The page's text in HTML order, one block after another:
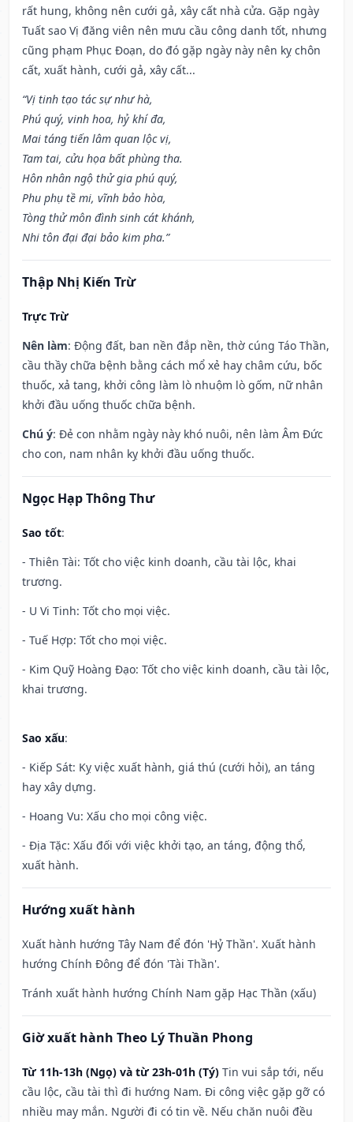
rất hung, không nên cưới gả, xây cất nhà cửa. Gặp ngày
Tuất sao Vị đăng viên nên mưu cầu công danh tốt, nhưng
cũng phạm Phục Đoạn, do đó gặp ngày này nên kỵ chôn
cất, xuất hành, cưới gả, xây cất...
“Vị tinh tạo tác sự như hà,
Phú quý, vinh hoa, hỷ khí đa,
Mai táng tiến lâm quan lộc vị,
Tam tai, cửu họa bất phùng tha.
Hôn nhân ngộ thử gia phú quý,
Phu phụ tề mi, vĩnh bảo hòa,
Tòng thử môn đình sinh cát khánh,
Nhi tôn đại đại bảo kim pha.”
Thập Nhị Kiến Trừ
Trực Trừ
Nên làm: Động đất, ban nền đắp nền, thờ cúng Táo Thần,
cầu thầy chữa bệnh bằng cách mổ xẻ hay châm cứu, bốc
thuốc, xả tang, khởi công làm lò nhuộm lò gốm, nữ nhân
khởi đầu uống thuốc chữa bệnh.
Chú ý: Đẻ con nhằm ngày này khó nuôi, nên làm Âm Đức
cho con, nam nhân kỵ khởi đầu uống thuốc.
Ngọc Hạp Thông Thư
Sao tốt:
- Thiên Tài: Tốt cho việc kinh doanh, cầu tài lộc, khai
trương.
- U Vi Tinh: Tốt cho mọi việc.
- Tuế Hợp: Tốt cho mọi việc.
- Kim Quỹ Hoàng Đạo: Tốt cho việc kinh doanh, cầu tài lộc,
khai trương.
Sao xấu:
- Kiếp Sát: Kỵ việc xuất hành, giá thú (cưới hỏi), an táng
hay xây dựng.
- Hoang Vu: Xấu cho mọi công việc.
- Địa Tặc: Xấu đối với việc khởi tạo, an táng, động thổ,
xuất hành.
Hướng xuất hành
Xuất hành hướng Tây Nam để đón 'Hỷ Thần'. Xuất hành
hướng Chính Đông để đón 'Tài Thần'.
Tránh xuất hành hướng Chính Nam gặp Hạc Thần (xấu)
Giờ xuất hành Theo Lý Thuần Phong
Từ 11h-13h (Ngọ) và từ 23h-01h (Tý) Tin vui sắp tới, nếu
cầu lộc, cầu tài thì đi hướng Nam. Đi công việc gặp gỡ có
nhiều may mắn. Người đi có tin về. Nếu chăn nuôi đều